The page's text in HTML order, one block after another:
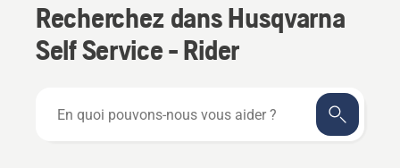
Recherchez dans Husqvarna
Self Service - Rider
quoi